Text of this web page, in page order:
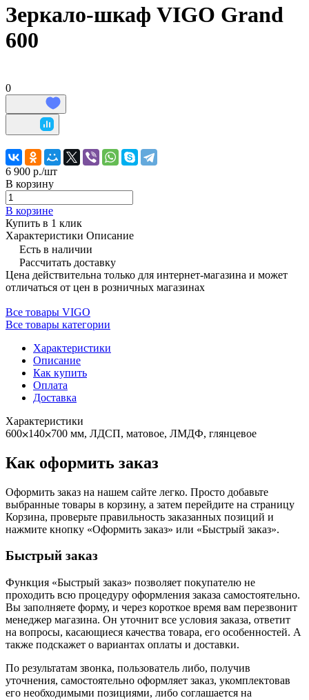
Зеркало-шкаф VIGO Grand
600
0
6 900 р./шт
В корзину
В корзине
Купить в 1 клик
Характеристики Описание
Есть в наличии
Рассчитать доставку
Цена действительна только для интернет-магазина и может
отличаться от цен в розничных магазинах
Все товары VIGO
Все товары категории
Характеристики
Описание
Как купить
Оплата
Доставка
Характеристики
600⨉140⨉700 мм, ЛДСП, матовое, ЛМДФ, глянцевое
Как оформить заказ
Оформить заказ на нашем сайте легко. Просто добавьте
выбранные товары в корзину, а затем перейдите на страницу
Корзина, проверьте правильность заказанных позиций и
нажмите кнопку «Оформить заказ» или «Быстрый заказ».
Быстрый заказ
Функция «Быстрый заказ» позволяет покупателю не
проходить всю процедуру оформления заказа самостоятельно.
Вы заполняете форму, и через короткое время вам перезвонит
менеджер магазина. Он уточнит все условия заказа, ответит
на вопросы, касающиеся качества товара, его особенностей. А
также подскажет о вариантах оплаты и доставки.
По результатам звонка, пользователь либо, получив
уточнения, самостоятельно оформляет заказ, укомплектовав
его необходимыми позициями, либо соглашается на